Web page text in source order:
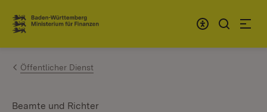
Zum Inhalt springen
Link zur Startseite
Öffentlicher Dienst
Beamte und Richter